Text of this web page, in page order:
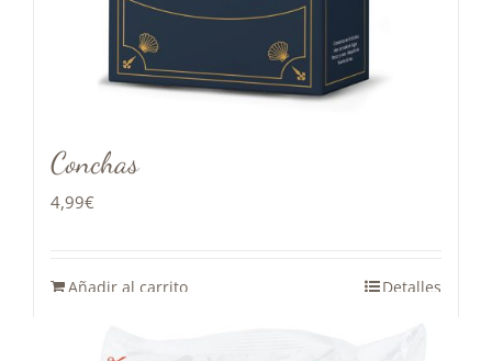
Conchas
4,99€
Añadir al carrito Detalles